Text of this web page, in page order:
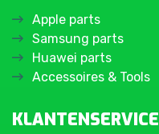
Apple parts
Samsung parts
Huawei parts
Accessoires & Tools
KLANTENSERVICE